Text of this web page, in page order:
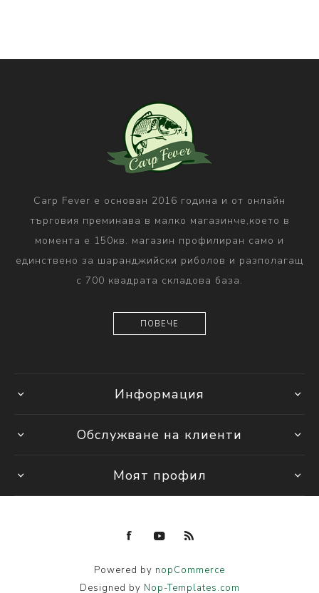
Carp Fever е основан 2016 година и от онлайн
търговия преминава в малко магазинче,което в
момента е 150кв. магазин профилиран само и
единствено за шаранджийски риболов и разполагащ
с 700 квадрата складова база.
ПОВЕЧЕ
Информация
Обслужване на клиенти
Моят профил
Powered by nopCommerce
Designed by Nop-Templates.com